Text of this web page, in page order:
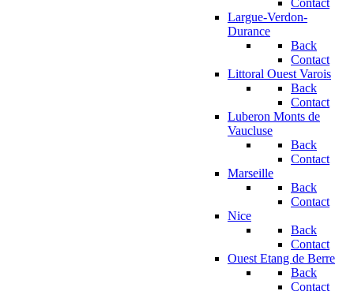
Contact
Largue-Verdon-
Durance
Back
Contact
Littoral Ouest Varois
Back
Contact
Luberon Monts de
Vaucluse
Back
Contact
Marseille
Back
Contact
Nice
Back
Contact
Ouest Etang de Berre
Back
Contact